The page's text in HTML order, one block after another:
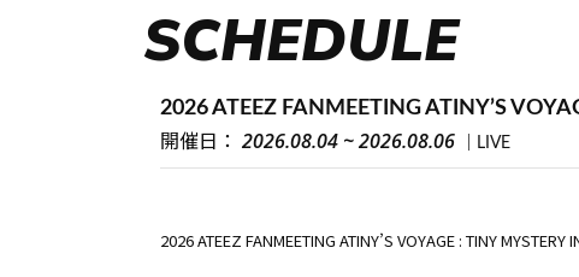
SCHEDULE
2026 ATEEZ FANMEETING ATINY’S
開催日： 2026.08.04 ~ 2026.08.06 LIVE
2026 ATEEZ FANMEETING ATINY’S VOYAGE : TINY MYSTERY